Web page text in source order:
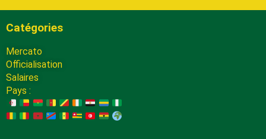
Catégories
Mercato
Officialisation
Salaires
Pays :